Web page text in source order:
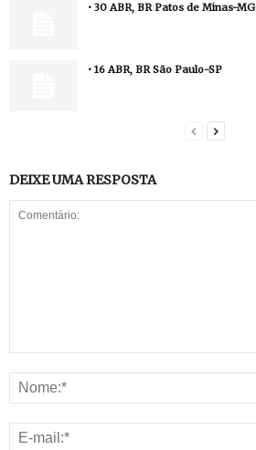
• 30 ABR, BR Patos de Minas-MG
• 16 ABR, BR São Paulo-SP
DEIXE UMA RESPOSTA